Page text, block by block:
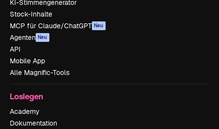
KI-Stimmengenerator
Stock-Inhalte
MCP für Claude/ChatGPT Neu
Agenten Neu
API
Mobile App
Alle Magnific-Tools
Loslegen
Academy
Dokumentation